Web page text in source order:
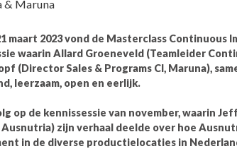
& Maruna
maart 2023 vond de Masterclass Continuous
waarin Allard Groeneveld (Teamleider
(Director Sales & Programs CI, Maruna),
leerzaam, open en eerlijk.
op de kennissessie van november, waarin
Ausnutria) zijn verhaal deelde over hoe
in de diverse productielocaties in